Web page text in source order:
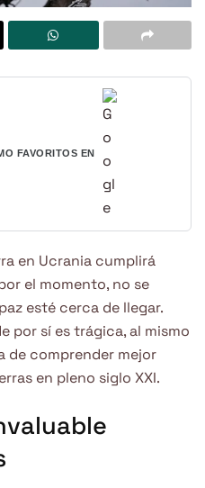
FAVORITOS EN
en Ucrania cumplirá
el momento, no se
esté cerca de llegar.
por sí es trágica, al mismo
de comprender mejor
en pleno siglo XXI.